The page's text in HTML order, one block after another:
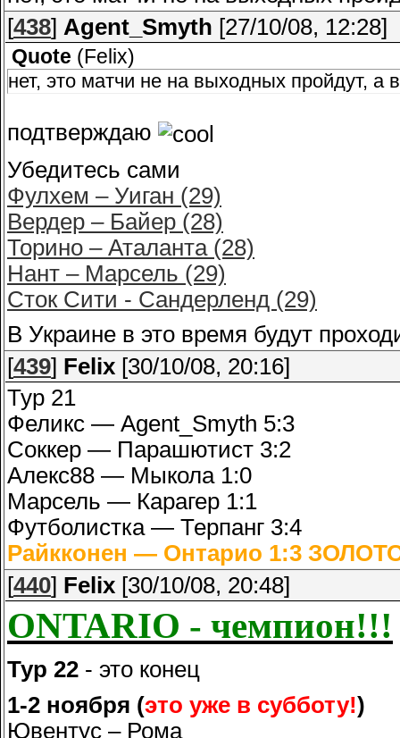
[438] Agent_Smyth [27/10/08, 12:28]
Quote ( Felix)
нет, это матчи не на выходных пройдут, а
подтверждаю
Убедитесь сами
Фулхем – Уиган (29)
Вердер – Байер (28)
Торино – Аталанта (28)
Нант – Марсель (29)
Сток Сити - Сандерленд (29)
В Украине в это время будут
[439] Felix [30/10/08, 20:16]
Тур 21
Феликс — Agent_Smyth 5:3
Соккер — Парашютист 3:2
Алекс88 — Мыкола 1:0
Марсель — Карагер 1:1
Футболистка — Терпанг 3:4
Райкконен — Онтарио 1:3
[440] Felix [30/10/08, 20:48]
ONTARIO - чемпион!!!
Тур 22 - это конец
1-2 ноября (это уже в субботу!)
Ювентус – Рома